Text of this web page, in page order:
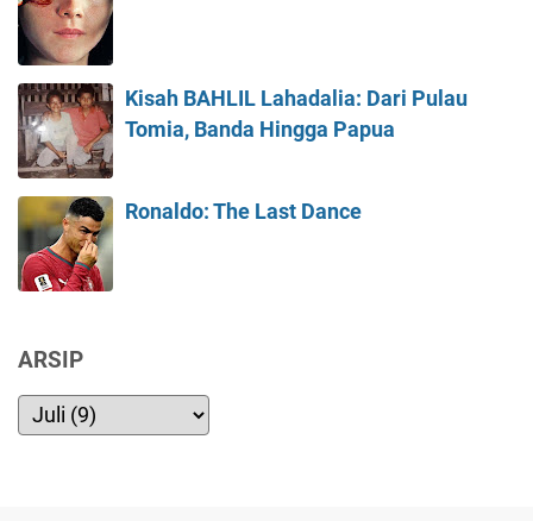
Kisah BAHLIL Lahadalia: Dari Pulau
Tomia, Banda Hingga Papua
Ronaldo: The Last Dance
ARSIP